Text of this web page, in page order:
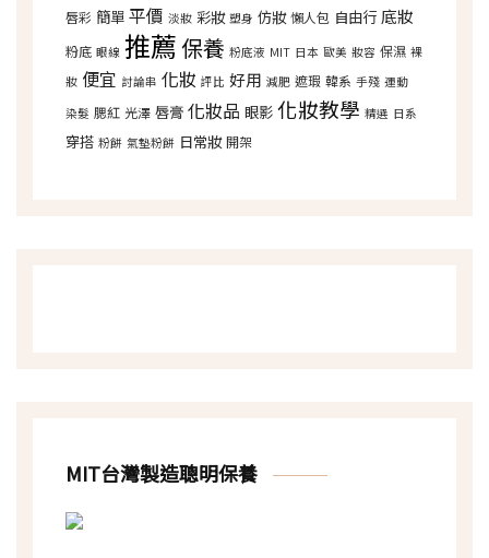
唇彩 簡單 平價 淡妝 彩妝 塑身 仿妝 懶人包 自由行 底妝
粉底 眼線 推薦保養 粉底液 MIT 日本 歐美 妝容 保濕 裸
妝 便宜 討論串 化妝 評比 好用 減肥 遮瑕 韓系 手殘 運動
染髮 腮紅 光澤 唇膏 化妝品 眼影 化妝教學 精選 日系
穿搭 粉餅 氣墊粉餅 日常妝 開架
MIT台灣製造聰明保養